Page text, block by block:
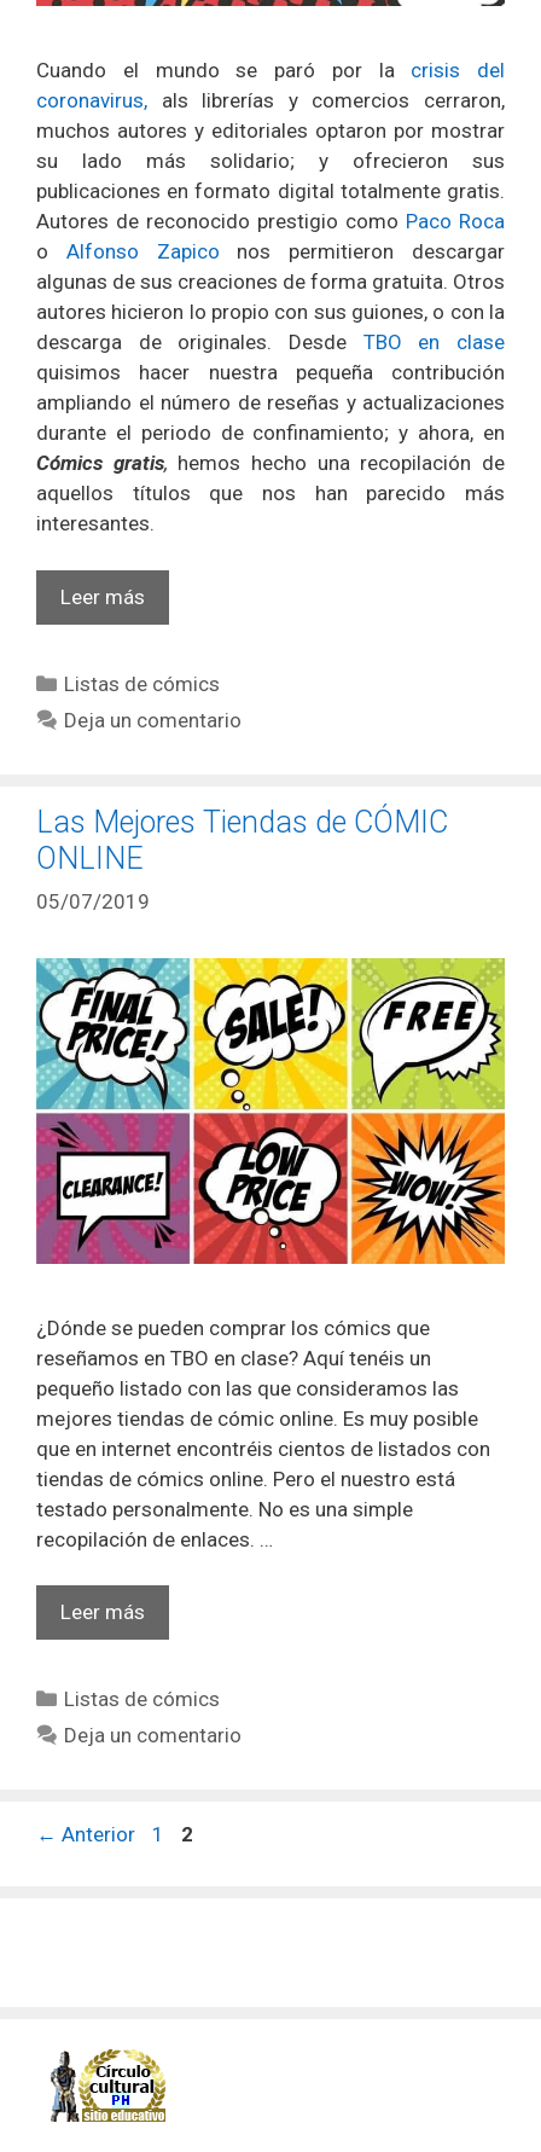
Cuando el mundo se paró por la crisis del
coronavirus, als librerías y comercios cerraron,
muchos autores y editoriales optaron por mostrar
su lado más solidario; y ofrecieron sus
publicaciones en formato digital totalmente gratis.
Autores de reconocido prestigio como Paco Roca
o Alfonso Zapico nos permitieron descargar
algunas de sus creaciones de forma gratuita. Otros
autores hicieron lo propio con sus guiones, o con la
descarga de originales. Desde TBO en clase
quisimos hacer nuestra pequeña contribución
ampliando el número de reseñas y actualizaciones
durante el periodo de confinamiento; y ahora, en
Cómics gratis, hemos hecho una recopilación de
aquellos títulos que nos han parecido más
interesantes.
Leer más
Gratis
Categorías
Listas de cómics
Deja un comentario
Las Mejores Tiendas de CÓMIC
ONLINE
05/07/2019
¿Dónde se pueden comprar los cómics que
reseñamos en TBO en clase? Aquí tenéis un
pequeño listado con las que consideramos las
mejores tiendas de cómic online. Es muy posible
que en internet encontréis cientos de listados con
tiendas de cómics online. Pero el nuestro está
testado personalmente. No es una simple
recopilación de enlaces. …
Leer más
Mejores
de
CÓMIC
Categorías
Listas de cómics
Deja un comentario
← Anterior Página
1 Página
2